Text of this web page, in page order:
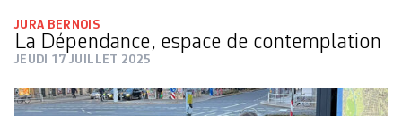
JURA BERNOIS
La Dépendance, espace de contemplation
JEUDI 17 JUILLET 2025